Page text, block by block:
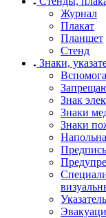
Журнал
Плакат
Планшет
Стенд
Знаки,
Знак
Знаки
Знаки